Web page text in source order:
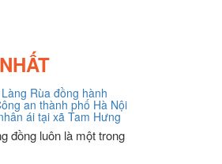
Rùa đồng hành
an thành phố Hà Nội
ái tại xã Tam Hưng
đồng luôn là một trong